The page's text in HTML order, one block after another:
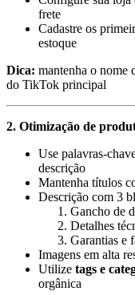
frete
Cadastre os
estoque
Dica: mantenha o nome
do TikTok principal
2. Otimização de
Use palavras-
descrição
Mantenha títulos
Descrição com 3
Gancho de
Detalhes
Garantias e
Imagens em alta
Utilize tags e
orgânica